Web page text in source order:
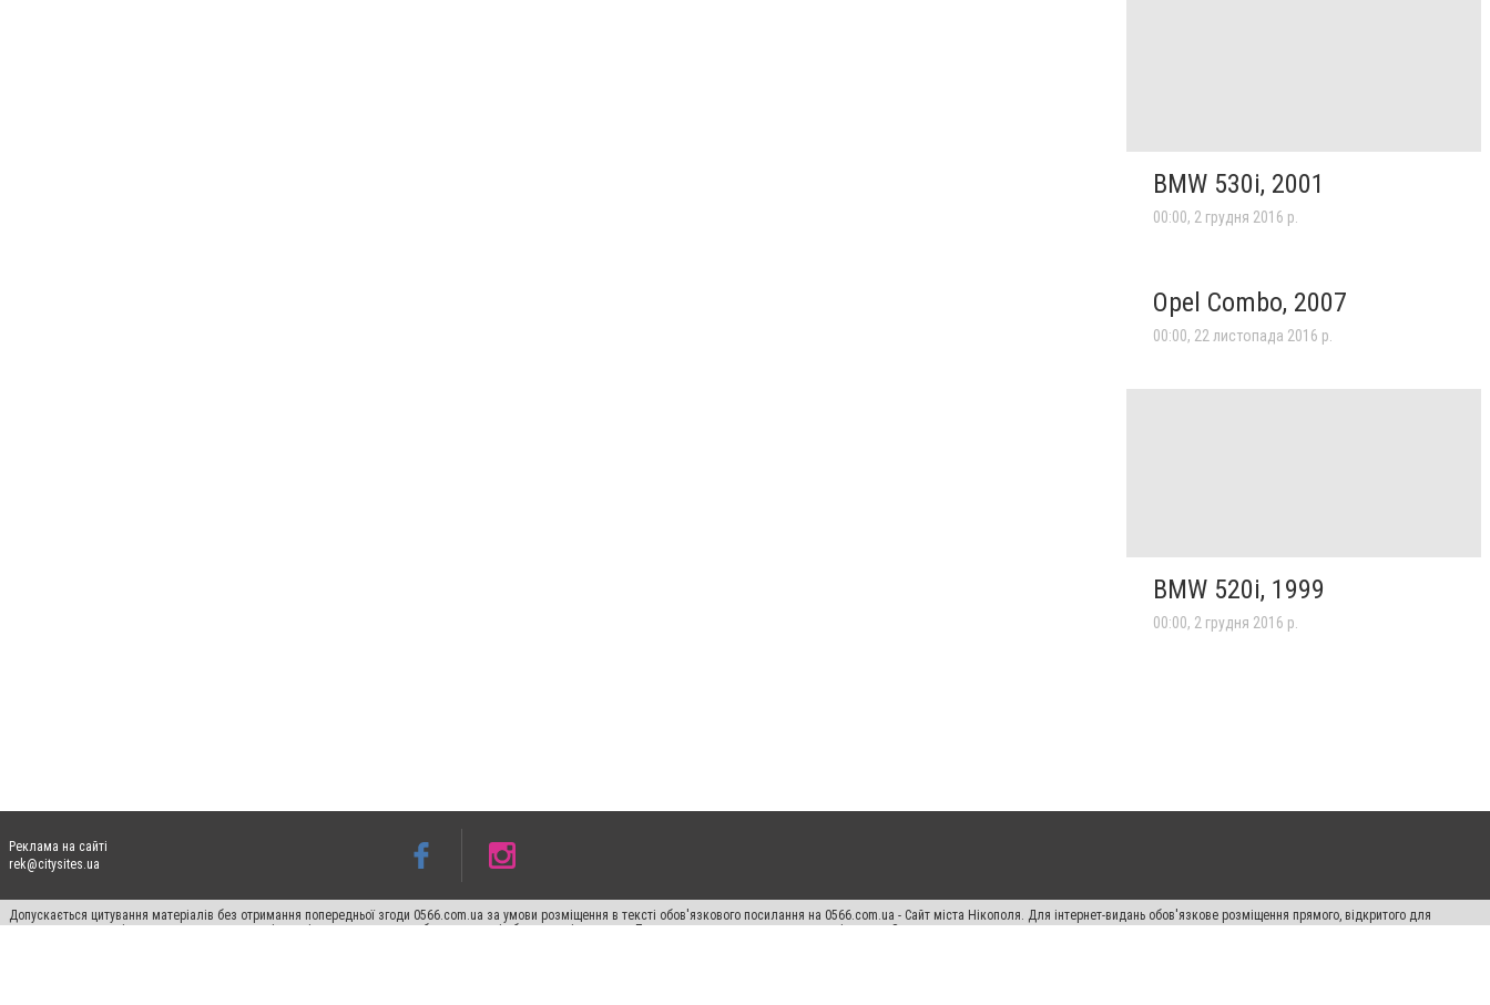
BMW 530i, 2001
00:00, 2 грудня 2016 р.
Opel Combo, 2007
00:00, 22 листопада 2016 р.
BMW 520i, 1999
00:00, 2 грудня 2016 р.
Реклама на сайті
rek@citysites.ua
Допускається цитування матеріалів без отримання попередньої згоди 0566.com.ua за умови розміщення в тексті обов'язкового посилання на 0566.com.ua - Сайт міста Нікополя. Для інтернет-видань обов'язкове розміщення прямого, відкритого для
пошукових систем гіперпосилання на цитовані статті не нижче другого абзацу в тексті або в якості джерела. Порушення виняткових прав переслідується Законом.